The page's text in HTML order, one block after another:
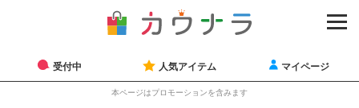
受付中 人気アイテム マイページ
本ページはプロモーションを含みます